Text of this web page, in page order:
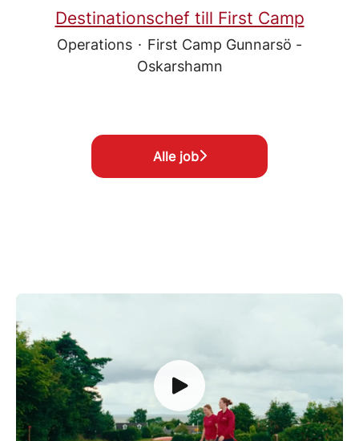
Destinationschef till First Camp
Operations · First Camp Gunnarsö -
Oskarshamn
Alle job